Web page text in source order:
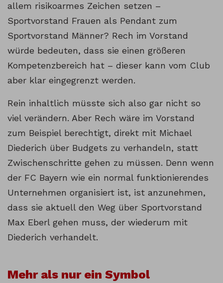
allem risikoarmes Zeichen setzen –
Sportvorstand Frauen als Pendant zum
Sportvorstand Männer? Rech im Vorstand
würde bedeuten, dass sie einen größeren
Kompetenzbereich hat – dieser kann vom Club
aber klar eingegrenzt werden.
Rein inhaltlich müsste sich also gar nicht so
viel verändern. Aber Rech wäre im Vorstand
zum Beispiel berechtigt, direkt mit Michael
Diederich über Budgets zu verhandeln, statt
Zwischenschritte gehen zu müssen. Denn wenn
der FC Bayern wie ein normal funktionierendes
Unternehmen organisiert ist, ist anzunehmen,
dass sie aktuell den Weg über Sportvorstand
Max Eberl gehen muss, der wiederum mit
Diederich verhandelt.
Mehr als nur ein Symbol